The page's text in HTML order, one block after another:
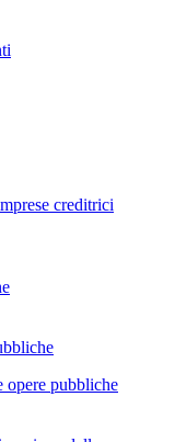
creditrici
opere pubbliche